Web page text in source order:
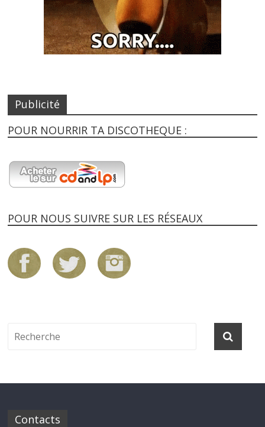
Publicité
POUR NOURRIR TA DISCOTHEQUE :
POUR NOUS SUIVRE SUR LES RÉSEAUX
Contacts